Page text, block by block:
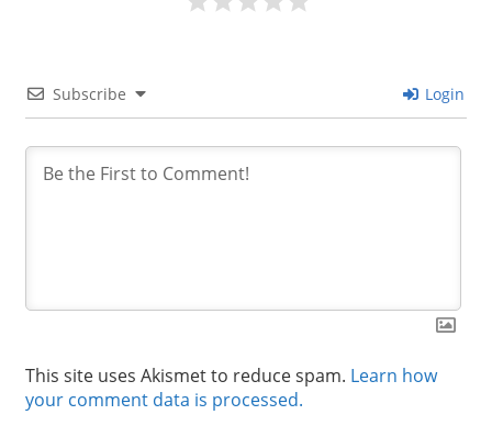
Subscribe Login
This site uses Akismet to reduce spam. Learn how
your comment data is processed.